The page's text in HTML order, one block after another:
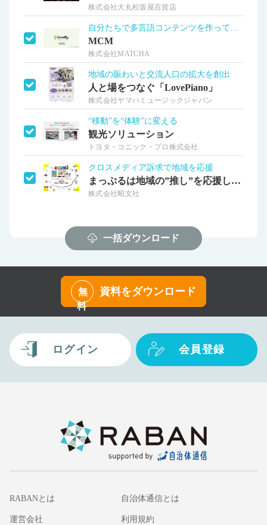
株式会社大丸松坂屋百貨店
MCM
株式会社MATCHA
地域の賑わいと交流人口の拡大を創出
人と場をつなぐ「LovePiano」
株式会社ヤマハミュージックジャパン
“移動”を“体験”に変える
観光ソリューション
トヨタ・コニック・プロ株式会社
クロスメディア訴求で地域を応援
まっぷるは地域の”推し”を応援します！
株式会社昭文社
一括ダウンロード
無
料
資料をダウンロード
ログイン 会員登録
RABANとは 自治体通信とは
運営会社 利用規約